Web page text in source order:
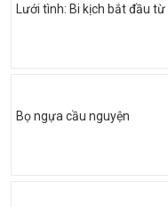
Lưới tình: Bi kịch bắt đầu
Bọ ngựa cầu nguyện